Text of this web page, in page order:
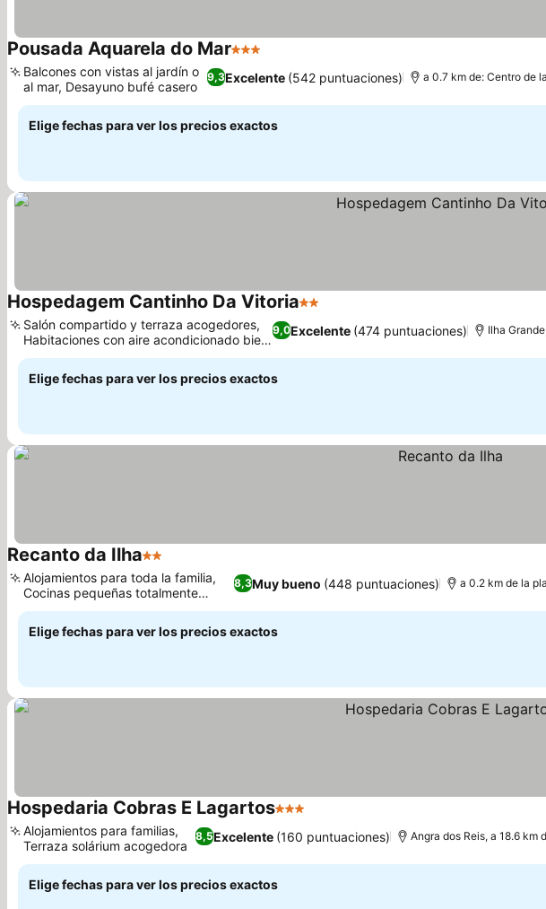
Pousada Aquarela do Mar3 Estrellas
9,3Excelente (542 puntuaciones)
Balcones con vistas al jardín o
al mar, Desayuno bufé casero
a 0.7 km de: Centro de
Elige fechas para ver los precios exactos
Hospedagem Cantinho Da Vitoria2 Estrellas
9,0Excelente (474 puntuaciones)
Salón compartido y terraza acogedores,
Habitaciones con aire acondicionado bien
equipadas
Ilha
Elige fechas para ver los precios exactos
Recanto da Ilha2 Estrellas
8,3Muy bueno (448 puntuaciones)
Alojamientos para toda la familia,
Cocinas pequeñas totalmente
equipadas
a 0.2 km de la
Elige fechas para ver los precios exactos
Hospedaria Cobras E Lagartos3 Estrellas
8,5Excelente (160 puntuaciones)
Alojamientos para familias,
Terraza solárium acogedora
Angra dos Reis, a 18.6 km
Elige fechas para ver los precios exactos